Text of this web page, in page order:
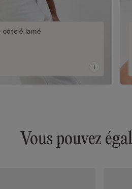
côtelé lamé
Vous pouvez